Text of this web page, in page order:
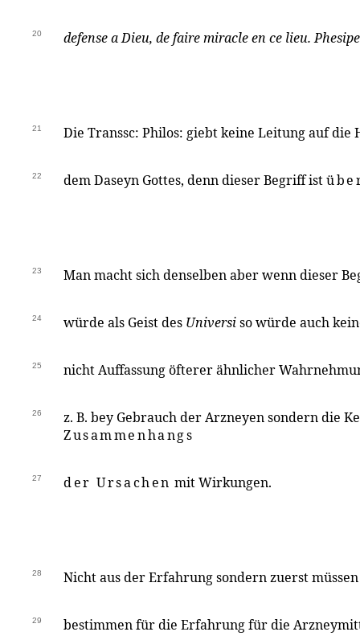
20 defense a Dieu, de faire miracle en ce lieu.
21 Die Transsc: Philos: giebt keine Leitung auf die
22 dem Daseyn Gottes, denn dieser Begriff ist
23 Man macht sich denselben aber wenn dieser
24 würde als Geist des Universiso würde auch
25 nicht Auffassung öfterer ähnlicher
26
z. B. bey Gebrauch der Arzneyen sondern die
Zusammenhangs
27 der Ursachen mit Wirkungen.
28 Nicht aus der Erfahrung sondern zuerst
29 bestimmen für die Erfahrung für die